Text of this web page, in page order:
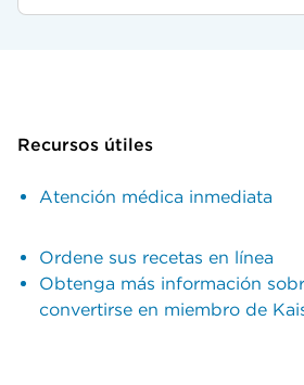
Recursos útiles
Atención médica inmediata
Ordene sus recetas en línea
Obtenga más información
convertirse en miembro de